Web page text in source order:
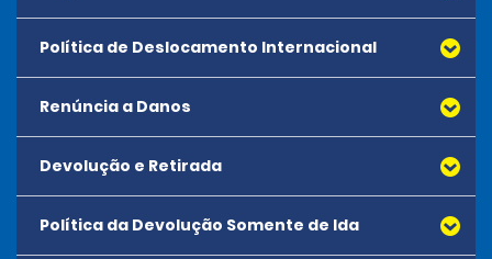
Política de Deslocamento Internacional
Renúncia a Danos
Devolução e Retirada
Política da Devolução Somente de Ida